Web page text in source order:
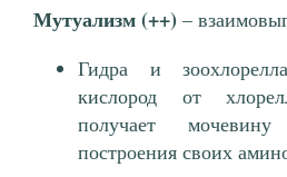
Мутуализм (++) –
Гидра и
кислород от
получает
построения своих